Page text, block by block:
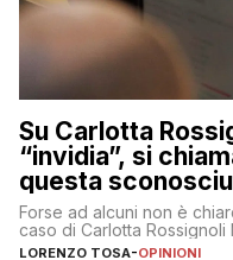
Su Carlotta
“invidia”, si
questa
Forse ad alcuni non è
caso di Carlotta Rossignoli
LORENZO TOSA-OPINIONI